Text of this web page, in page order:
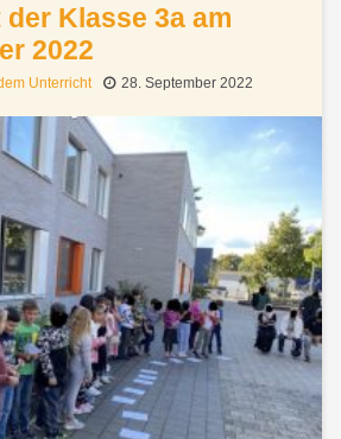
Klasse 3a am
2022
Unterricht 28. September 2022